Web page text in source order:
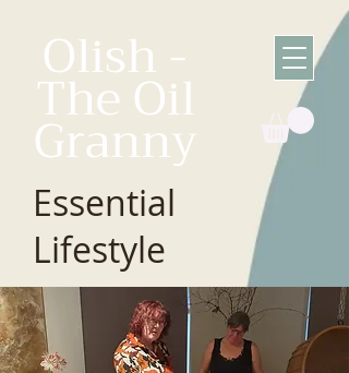
Olish -
The Oil
Granny
Essential
Lifestyle